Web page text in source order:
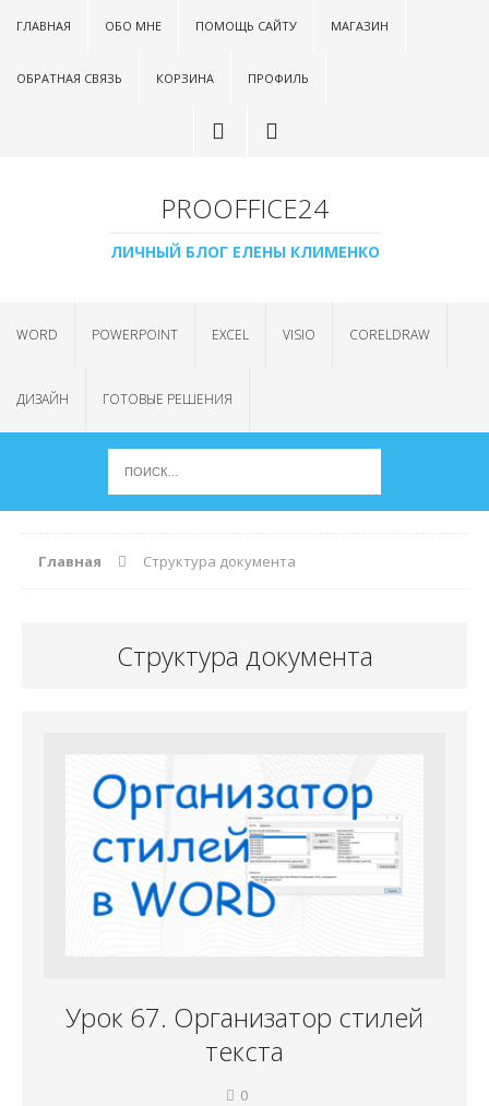
ГЛАВНАЯ ОБО МНЕ ПОМОЩЬ САЙТУ МАГАЗИН
ОБРАТНАЯ СВЯЗЬ КОРЗИНА ПРОФИЛЬ
PROOFFICE24
ЛИЧНЫЙ БЛОГ ЕЛЕНЫ КЛИМЕНКО
WORD POWERPOINT EXCEL VISIO CORELDRAW
ДИЗАЙН ГОТОВЫЕ РЕШЕНИЯ
Главная Структура документа
Структура документа
Урок 67. Организатор стилей
текста
0